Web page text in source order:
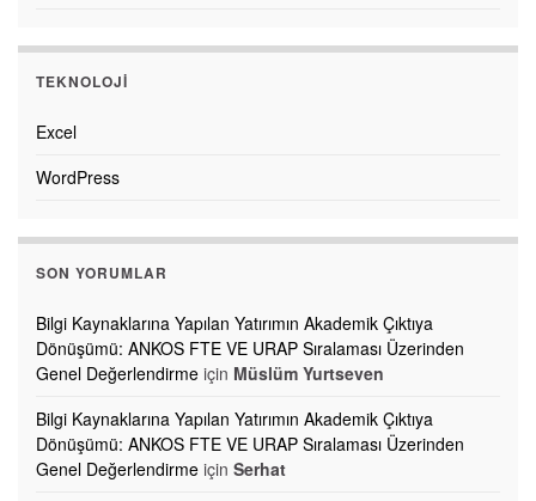
TEKNOLOJI
Excel
WordPress
SON YORUMLAR
Bilgi Kaynaklarına Yapılan Yatırımın Akademik Çıktıya
Dönüşümü: ANKOS FTE VE URAP Sıralaması Üzerinden
Genel Değerlendirme için Müslüm Yurtseven
Bilgi Kaynaklarına Yapılan Yatırımın Akademik Çıktıya
Dönüşümü: ANKOS FTE VE URAP Sıralaması Üzerinden
Genel Değerlendirme için Serhat